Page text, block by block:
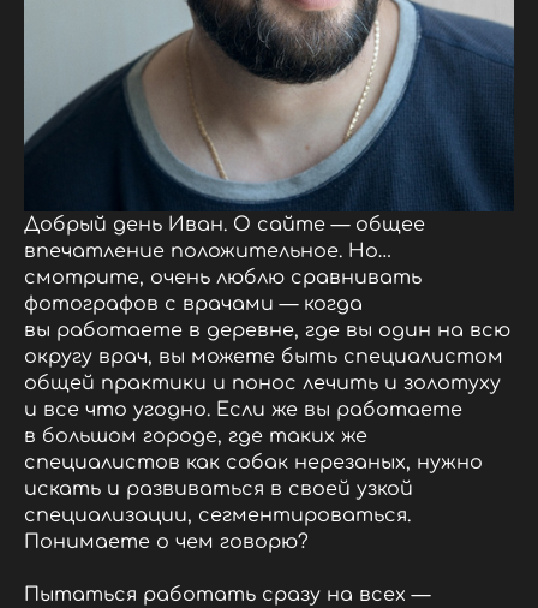
Добрый день Иван. О сайте — общее
впечатление положительное. Но…
смотрите, очень люблю сравнивать
фотографов с врачами — когда
вы работаете в деревне, где вы один на всю
округу врач, вы можете быть специалистом
общей практики и понос лечить и золотуху
и все что угодно. Если же вы работаете
в большом городе, где таких же
специалистов как собак нерезаных, нужно
искать и развиваться в своей узкой
специализации, сегментироваться.
Понимаете о чем говорю?
Пытаться работать сразу на всех —